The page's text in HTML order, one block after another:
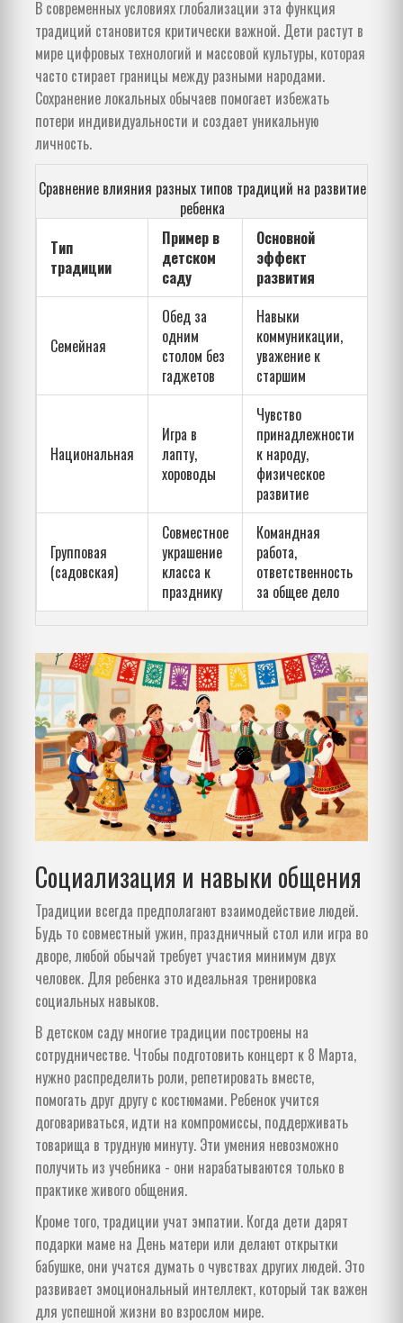
В современных условиях глобализации эта функция
традиций становится критически важной. Дети растут в
мире цифровых технологий и массовой культуры, которая
часто стирает границы между разными народами.
Сохранение локальных обычаев помогает избежать
потери индивидуальности и создает уникальную
личность.
Сравнение влияния разных типов традиций на развитие
ребенка
Тип
традиции
Пример в
детском
саду
Основной
эффект
развития
Семейная
Обед за
одним
столом без
гаджетов
Навыки
коммуникации,
уважение к
старшим
Национальная
Игра в
лапту,
хороводы
Чувство
принадлежности
к народу,
физическое
развитие
Групповая
(садовская)
Совместное
украшение
класса к
празднику
Командная
работа,
ответственность
за общее дело
Социализация и навыки общения
Традиции всегда предполагают взаимодействие людей.
Будь то совместный ужин, праздничный стол или игра во
дворе, любой обычай требует участия минимум двух
человек. Для ребенка это идеальная тренировка
социальных навыков.
В детском саду многие традиции построены на
сотрудничестве. Чтобы подготовить концерт к 8 Марта,
нужно распределить роли, репетировать вместе,
помогать друг другу с костюмами. Ребенок учится
договариваться, идти на компромиссы, поддерживать
товарища в трудную минуту. Эти умения невозможно
получить из учебника - они нарабатываются только в
практике живого общения.
Кроме того, традиции учат эмпатии. Когда дети дарят
подарки маме на День матери или делают открытки
бабушке, они учатся думать о чувствах других людей. Это
развивает эмоциональный интеллект, который так важен
для успешной жизни во взрослом мире.